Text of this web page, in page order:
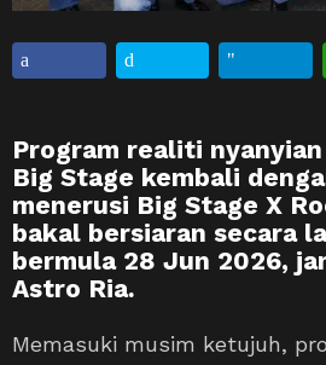
Program realiti
Big Stage kembali
menerusi Big Stage X
bakal bersiaran secara
bermula 28 Jun 2026,
Astro Ria.
Memasuki musim ketujuh,